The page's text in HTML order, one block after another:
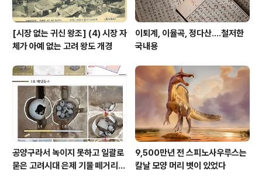
[시장 없는 귀신 왕조] (4) 시장 자
체가 아예 없는 고려 왕도 개경
이퇴계, 이율곡, 정다산....철저한
국내용
공양구라서 녹이지 못하고 일괄로
묻은 고려시대 은제 기물 떼거리로
9,500만년 전 스피노사우루스는
칼날 모양 머리 볏이 있었다